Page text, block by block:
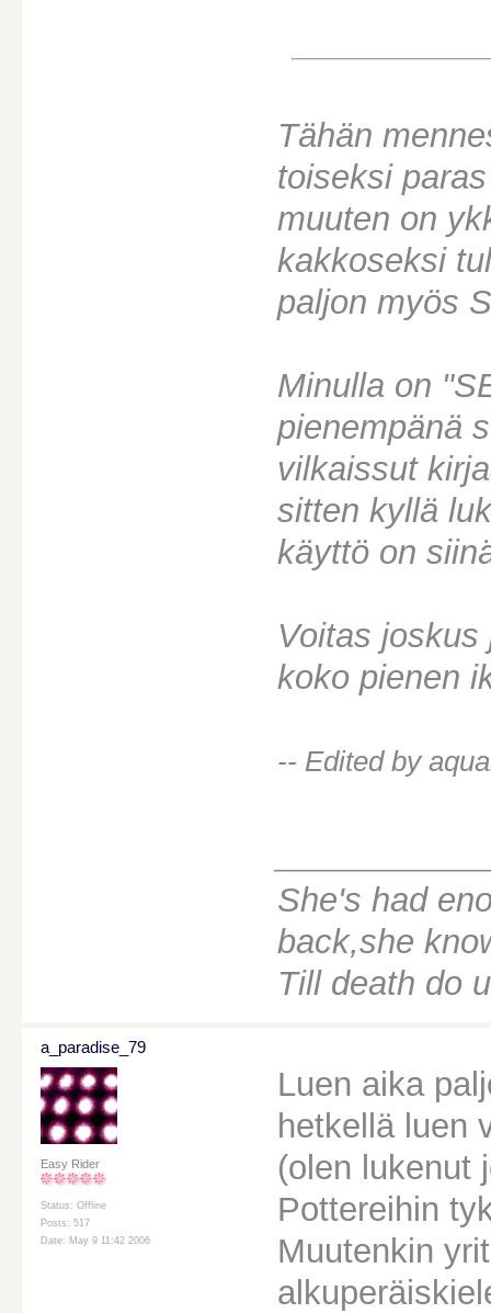
Tähän
toiseksi
muuten on
kakkoseksi
paljon myös
Minulla on
pienempänä
vilkaissut
sitten kyllä
käyttö on
Voitas
koko pienen
-- Edited by
She's had
back,she
Till death do
a_paradise_79
Easy Rider
Status: Offline
Posts: 517
Date: May 9 11:42 2006
Luen aika
hetkellä luen
(olen lukenut
Pottereihin
Muutenkin